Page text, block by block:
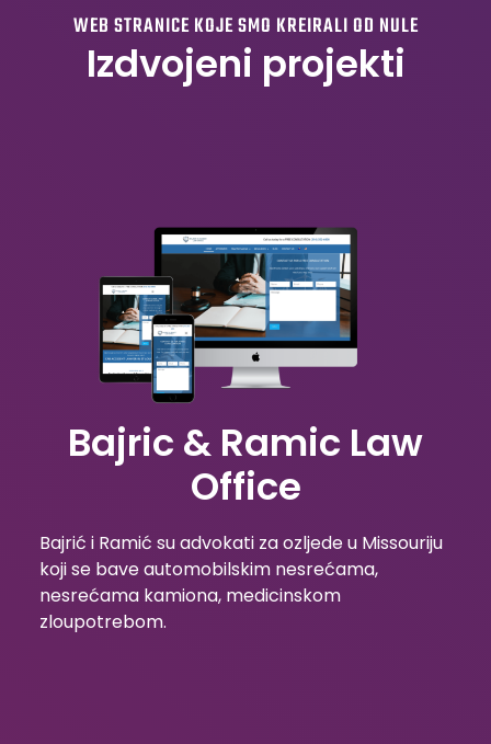
WEB STRANICE KOJE SMO KREIRALI OD NULE
Izdvojeni projekti
Bajric & Ramic Law
Office
Bajrić i Ramić su advokati za ozljede u Missouriju
koji se bave automobilskim nesrećama,
nesrećama kamiona, medicinskom
zloupotrebom.